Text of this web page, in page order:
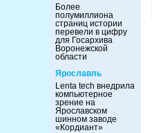
Более
полумиллиона
страниц истории
перевели в цифру
для Госархива
Воронежской
области
Ярославль
Lenta tech внедрила
компьютерное
зрение на
Ярославском
шинном заводе
«Кордиант»